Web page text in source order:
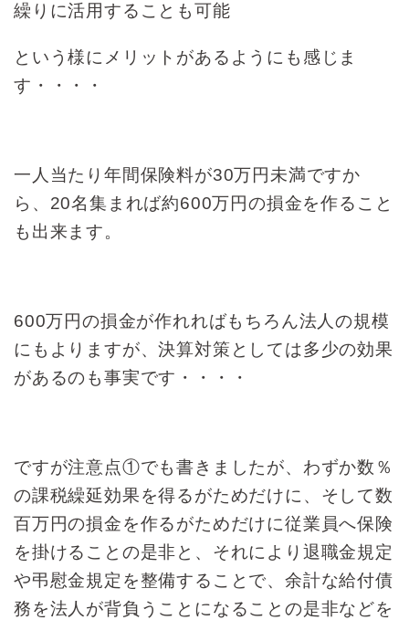
繰りに活用することも可能
という様にメリットがあるようにも感じま
す・・・・
一人当たり年間保険料が30万円未満ですか
ら、20名集まれば約600万円の損金を作ること
も出来ます。
600万円の損金が作れればもちろん法人の規模
にもよりますが、決算対策としては多少の効果
があるのも事実です・・・・
ですが注意点①でも書きましたが、わずか数％
の課税繰延効果を得るがためだけに、そして数
百万円の損金を作るがためだけに従業員へ保険
を掛けることの是非と、それにより退職金規定
や弔慰金規定を整備することで、余計な給付債
務を法人が背負うことになることの是非などを